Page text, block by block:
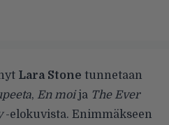
Lara Stone tunnetaan
, En moija The Ever
-elokuvista. Enimmäkseen